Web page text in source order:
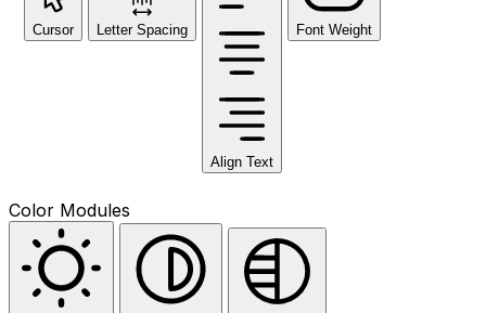
Cursor Letter Spacing
Align Text
Font Weight
Color Modules